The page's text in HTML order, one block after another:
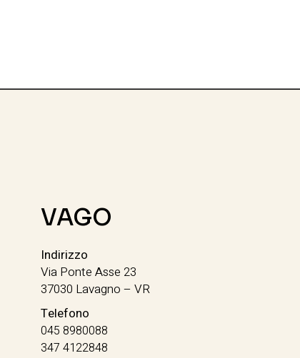
VAGO
Indirizzo
Via Ponte Asse 23
37030 Lavagno – VR
Telefono
045 8980088
347 4122848